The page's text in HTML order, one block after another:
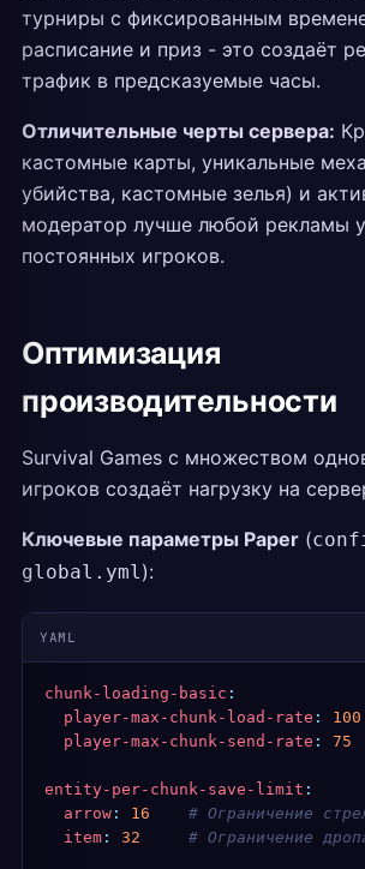
турниры с фиксированным
расписание и приз - это создаёт
трафик в предсказуемые часы.
Отличительные черты сервера:
кастомные карты, уникальные
убийства, кастомные зелья) и
модератор лучше любой рекламы
постоянных игроков.
Оптимизация
производительности
Survival Games с множеством
игроков создаёт нагрузку на
Ключевые параметры Paper (
global.yml):
YAML
chunk-loading-basic :
  player-max-chunk-load-rate
:
100
  player-max-chunk-send-rate
: 75
entity-per-chunk-save-limit :
  arrow
: 16
# Ограничение
  item
: 32
# Ограничение